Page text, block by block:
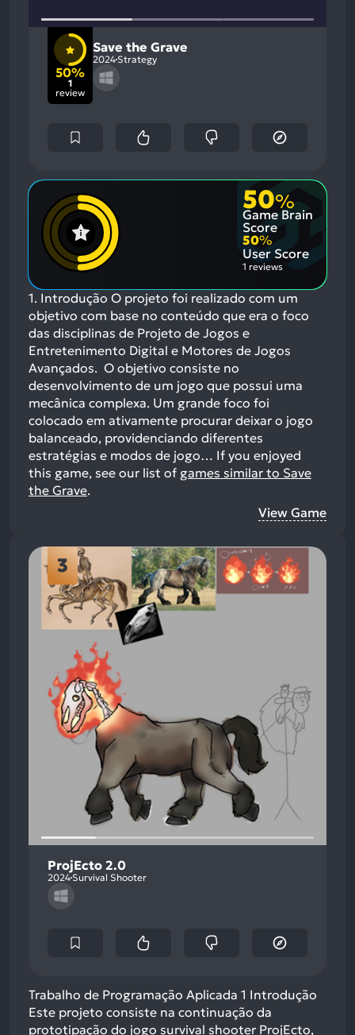
50%
1
review
Save the Grave
2024 Strategy
50%
Game Brain
Score
50%
User Score
1 reviews
1. Introdução O projeto foi realizado com um
objetivo com base no conteúdo que era o foco
das disciplinas de Projeto de Jogos e
Entretenimento Digital e Motores de Jogos
Avançados. O objetivo consiste no
desenvolvimento de um jogo que possui uma
mecânica complexa. Um grande foco foi
colocado em ativamente procurar deixar o jogo
balanceado, providenciando diferentes
estratégias e modos de jogo… If you enjoyed
this game, see our list of games similar to Save
the Grave.
View Game
3
ProjEcto 2.0
2024 Survival Shooter
Trabalho de Programação Aplicada 1 Introdução
Este projeto consiste na continuação da
prototipação do jogo survival shooter ProjEcto,